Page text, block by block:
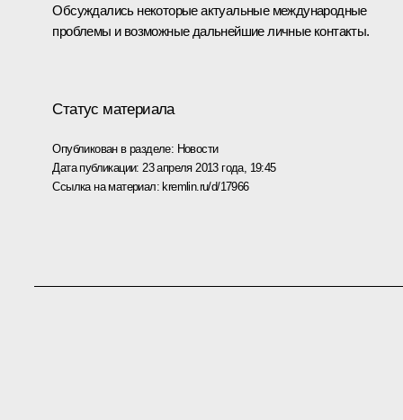
Обсуждались некоторые актуальные международные
проблемы и возможные дальнейшие личные контакты.
Статус материала
Опубликован в разделе: Новости
Дата публикации: 23 апреля 2013 года, 19:45
Ссылка на материал: kremlin.ru/d/17966